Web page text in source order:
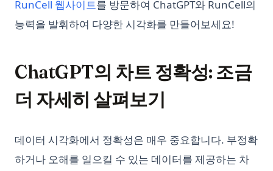
RunCell 웹사이트(opens in a new tab)
를 방문하여 ChatGPT와 RunCell의
능력을 발휘하여 다양한 시각화를 만들어보세요!
ChatGPT의 차트 정확성: 조금
더 자세히 살펴보기
데이터 시각화에서 정확성은 매우 중요합니다. 부정확
하거나 오해를 일으킬 수 있는 데이터를 제공하는 차